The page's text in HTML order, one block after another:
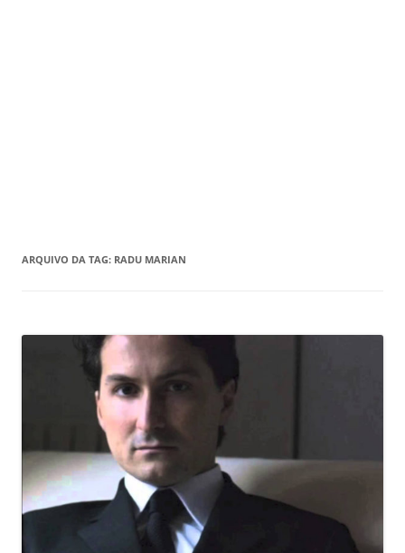
ARQUIVO DA TAG: RADU MARIAN